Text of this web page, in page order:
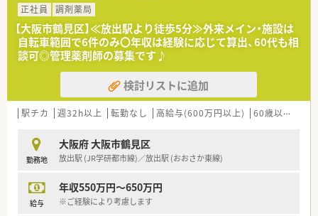
正社員
調剤薬局
【大阪市鶴見区】≪放出駅より徒歩5分≫外来メイン・施設は
自転車範囲で6件のみ〇年収は経験に応じて算出、60代も相
談可◎管理薬剤師の募集です♪
検討リストに追加
駅チカ 週32h以上 転勤なし 高給与(600万円以上) 60歳以上可
勤務地
大阪府 大阪市鶴見区
放出駅 (JR学研都市線)／放出駅 (おおさか東線)
給与
年収550万円～650万円
※ご経験により考慮します